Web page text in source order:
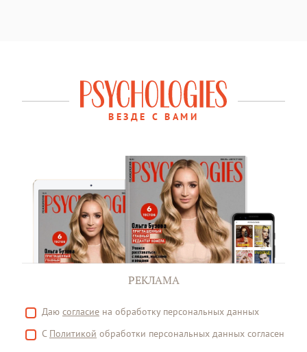
ВЕЗДЕ С ВАМИ
РЕКЛАМА
Даю согласие на обработку персональных данных
С Политикой обработки персональных данных согласен